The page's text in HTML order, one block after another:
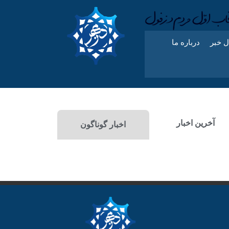
خبر درباره ما
آخرین اخبار اخبار گوناگون